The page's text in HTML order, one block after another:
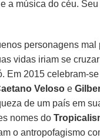
a música do céu. Seu
personagens mal
vidas iriam se
Em 2015 celebram-
Veloso e
de um país em
nomes do
o antropofagismo